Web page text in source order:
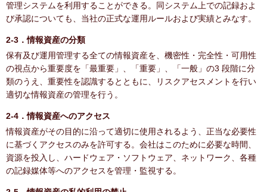
管理システムを利用することができる。同システム上での記録およ
び承認についても、当社の正式な運用ルールおよび実績とみなす。
2-3．情報資産の分類
保有及び運用管理する全ての情報資産を、機密性・完全性・可用性
の視点から重要度を「最重要」、「重要」、「一般」の3 段階に分
類のうえ、重要性を認識するとともに、リスクアセスメントを行い
適切な情報資産の管理を行う。
2-4．情報資産へのアクセス
情報資産がその目的に沿って適切に使用されるよう、正当な必要性
に基づくアクセスのみを許可する。会社はこのために必要な時間、
資源を投入し、ハードウェア・ソフトウェア、ネットワーク、各種
の記録媒体等へのアクセスを管理・監視する。